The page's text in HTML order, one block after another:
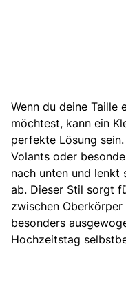
Wenn du deine Taille
möchtest, kann ein
perfekte Lösung sein
Volants oder
nach unten und
ab. Dieser Stil sorgt
zwischen
besonders
Hochzeitstag